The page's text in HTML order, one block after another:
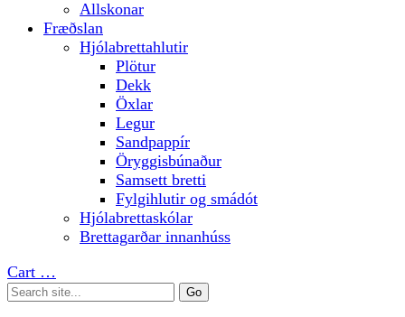
Allskonar
Fræðslan
Hjólabrettahlutir
Plötur
Dekk
Öxlar
Legur
Sandpappír
Öryggisbúnaður
Samsett bretti
Fylgihlutir og smádót
Hjólabrettaskólar
Brettagarðar innanhúss
Cart …